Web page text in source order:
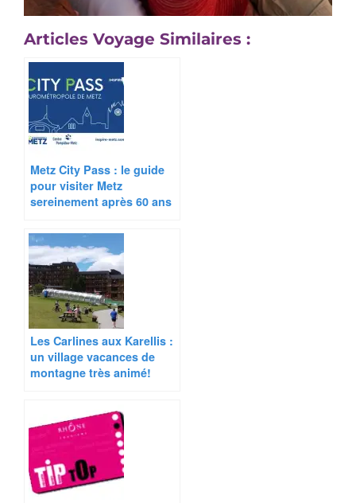
Articles Voyage Similaires :
Metz City Pass : le guide
pour visiter Metz
sereinement après 60 ans
Les Carlines aux Karellis :
un village vacances de
montagne très animé!